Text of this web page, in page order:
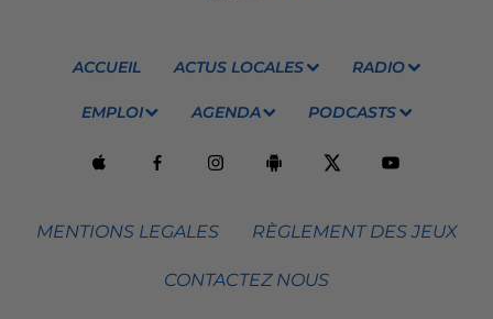
ACCUEIL ACTUS LOCALES RADIO
EMPLOI AGENDA PODCASTS
MENTIONS LEGALES RÈGLEMENT DES JEUX
CONTACTEZ NOUS